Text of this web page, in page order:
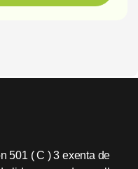
501 ( C ) 3 exenta de